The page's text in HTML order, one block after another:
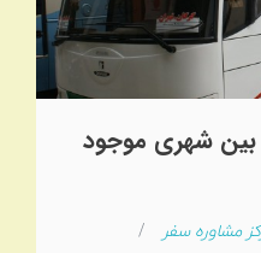
بین شهری موجود
مشاوره سفر /